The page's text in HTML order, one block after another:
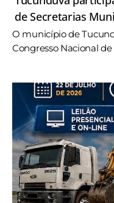
de Secretarias
O município de
Congresso Nacional